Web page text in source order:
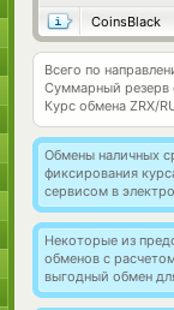
CoinsBlack
Всего по
Суммарный резерв
Курс обмена ZRX/
Обмены наличных
фиксирования
сервисом в
Некоторые из
обменов с
выгодный обмен